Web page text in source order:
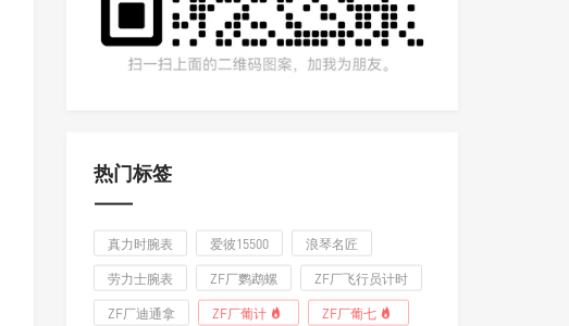
热门标签
真力时腕表 爱彼15500 浪琴名匠
劳力士腕表 ZF厂鹦鹉螺 ZF厂飞行员计时
ZF厂迪通拿 ZF厂葡计 ZF厂葡七